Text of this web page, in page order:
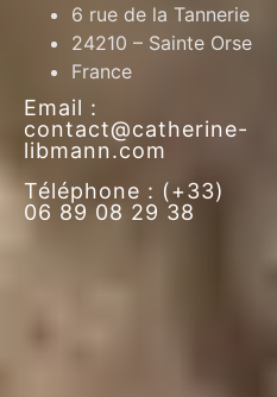
6 rue de la Tannerie
24210 – Sainte Orse
France
Email :
contact@catherine-
libmann.com
Téléphone : (+33)
06 89 08 29 38